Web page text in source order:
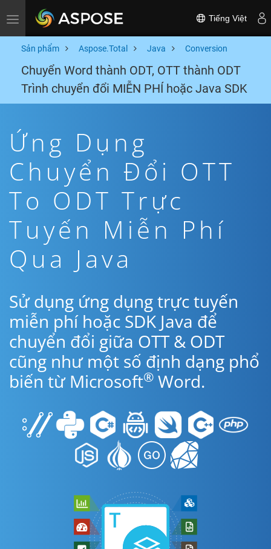
Toggle navigation Tiếng Việt
Sản phẩm Aspose.Total Java Conversion
Chuyển Word thành ODT, OTT thành ODT
Trình chuyển đổi MIỄN PHÍ hoặc Java SDK
Ứng Dụng
Chuyển Đổi OTT
To ODT Trực
Tuyến Miễn Phí
Qua Java
Sử dụng ứng dụng trực tuyến
miễn phí hoặc SDK Java để
chuyển đổi giữa OTT & ODT
cũng như một số định dạng phổ
biến từ Microsoft® Word.